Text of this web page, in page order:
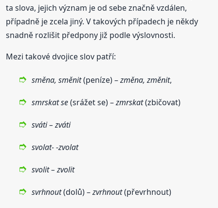
ta slova, jejich význam je od sebe značně vzdálen,
případně je zcela jiný. V takových případech je někdy
snadně rozlišit předpony již podle výslovnosti.
Mezi takové dvojice slov patří:
směna, směnit(peníze) –změna, změnit,
smrskat se(srážet se) –zmrskat(zbičovat)
sváti – zváti
svolat- -zvolat
svolit – zvolit
svrhnout(dolů) –zvrhnout(převrhnout)